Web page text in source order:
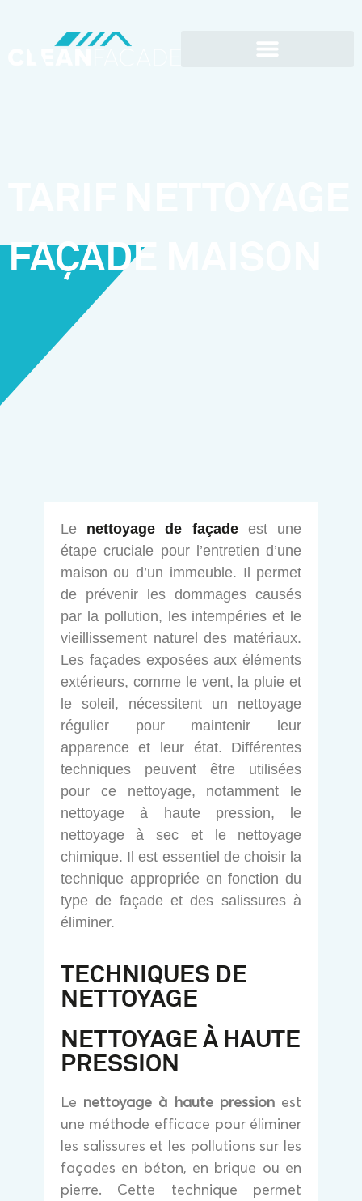
FAÇADE MAISON
Le nettoyage de façadeest une
étape cruciale pour l’entretien d’une
maison ou d’un immeuble. Il permet
de prévenir les dommages causés
par la pollution, les intempéries et le
vieillissement naturel des matériaux.
Les façades exposées aux éléments
extérieurs, comme le vent, la pluie et
le soleil, nécessitent un nettoyage
régulier pour maintenir leur
apparence et leur état. Différentes
techniques peuvent être utilisées
pour ce nettoyage, notamment le
nettoyage à haute pression, le
nettoyage à sec et le nettoyage
chimique. Il est essentiel de choisir la
technique appropriée en fonction du
type de façade et des salissures à
éliminer.
TECHNIQUES DE
NETTOYAGE
NETTOYAGE À HAUTE
PRESSION
Le nettoyage à haute pressionest
une méthode efficace pour éliminer
les salissures et les pollutions sur les
façades en béton, en brique ou en
pierre. Cette technique permet